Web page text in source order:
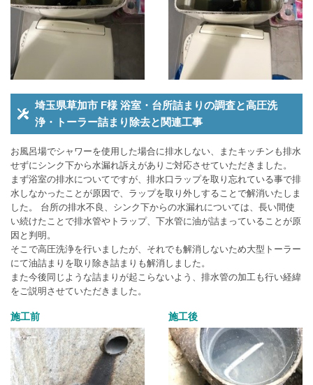
埼玉県草加市 F様 浴室・台所詰まりの調査と高圧洗
浄・トーラー詰まり除去と関連工事
お風呂場でシャワーを使用した場合に排水しない、またキッチンも排水
せずにシンク下から水漏れ訴えがありご対応させていただきました。
まず浴室の排水についてですが、排水口ラップを取り忘れている事で排
水しなかったことが原因で、ラップを取り外しすることで解消いたしま
した。 台所の排水不良、シンク下からの水漏れについては、長い間使
い続けたことで排水管やトラップ、下水管に油が詰まっていることが原
因と判明。
そこで高圧洗浄を行いましたが、それでも解消しないため大型トーラー
にて油詰まりを取り除き詰まりも解消しました。
また今後同じような詰まりが起こらないよう、排水管の加工も行い経緯
をご説明させていただきました。
施工前 施工後